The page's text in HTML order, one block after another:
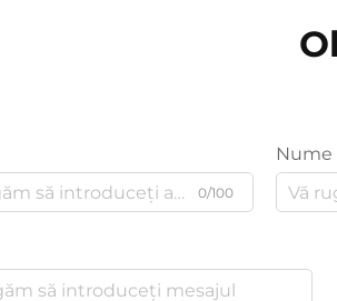
0/100
Nume